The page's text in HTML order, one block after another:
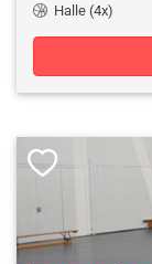
Halle (4x)